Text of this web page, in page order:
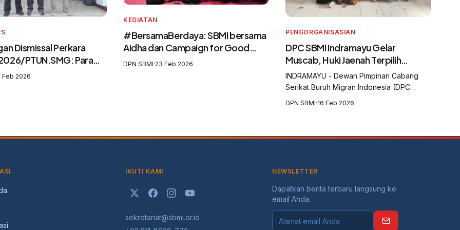
Dismissal Perkara
PTUN.SMG: Para
SIP3MI dan
Feb 2026
KEGIATAN
#BersamaBerdaya: SBMI bersama
Aidha dan Campaign for Good
Perkuat Purna Pekerja Migran
DPN SBMI·23 Feb 2026
PENGORGANISASIAN
DPC SBMI Indramayu Gelar
Muscab, Huki Jaenah Terpilih
sebagai Ketua
INDRAMAYU - Dewan Pimpinan Cabang
Serikat Buruh Migran Indonesia (DPC
DPN SBMI·16 Feb 2026
IKUTI KAMI
sekretariat@sbmi.or.id
NEWSLETTER
Dapatkan berita terbaru langsung ke
email Anda.